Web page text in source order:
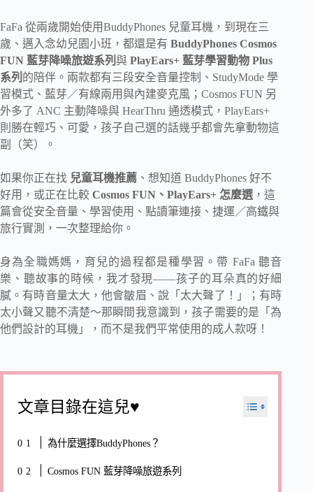
FaFa 從兩歲開始使用BuddyPhones 兒童耳機，到現在三
歲、邁入念幼兒園小班，都還是有 BuddyPhones Cosmos
FUN 藍芽降噪旅遊系列 與 PlayEars+ 藍芽學習動物 Plus
系列 的陪伴。兩款都有三段安全音量控制、StudyMode 學
習模式、藍芽／有線兩用與內建麥克風；Cosmos FUN 另
外多了 ANC 主動降噪與 HearThru 通透模式，PlayEars+
則勝在輕巧、可愛，孩子自己選的話幾乎都會先拿動物這
副（笑）。
如果你正在找 兒童耳機推薦 、想知道 BuddyPhones 好不
好用，或正在比較 Cosmos FUN、PlayEars+ 怎麼選 ，這
篇會從安全音量、學習使用、點讀筆連接、捷運／高鐵與
旅行實測，一次整理給你。
身為全職媽媽，育兒的過程都是種學習。帶 FaFa 聽音
樂、聽故事的時候，我才發現——孩子的耳朵真的好細
膩。有時音量太大，他會皺眉、說「太大聲了！」；有時
太小聲又聽不清楚～那瞬間我意識到，孩子需要的是「為
他們設計的耳機」，而不是我們平常使用的成人款呀！
文章目錄在這兒♥
為什麼選擇BuddyPhones？
Cosmos FUN 藍芽降噪旅遊系列